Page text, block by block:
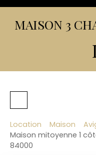
MAISON 3
Location Maison
Maison mitoyenne 1
84000